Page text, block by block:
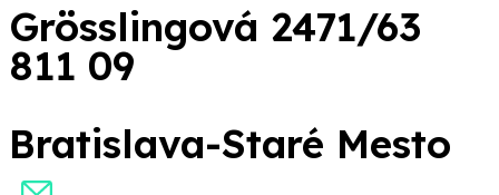
Grösslingová 2471/63
811 09
Bratislava-Staré Mesto